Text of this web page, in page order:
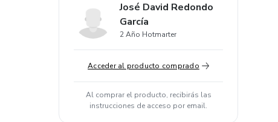
José David Redondo
García
2 Año Hotmarter
Acceder al producto comprado
Al comprar el producto, recibirás las
instrucciones de acceso por email.